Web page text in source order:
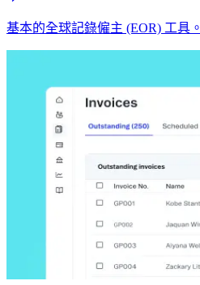
基本的全球記錄僱主 (EOR) 工具。​​